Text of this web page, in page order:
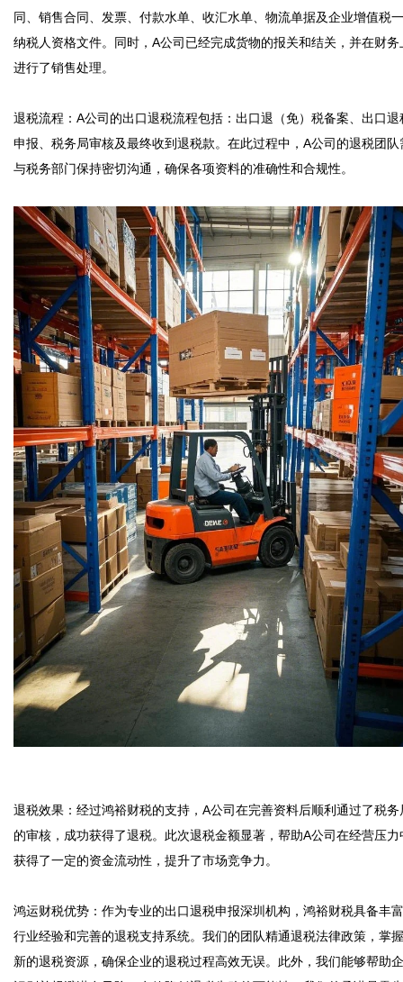
同、销售合同、发票、付款水单、收汇水单、物流单据及企业增值税
纳税人资格文件。同时，A公司已经完成货物的报关和结关，并在财务
进行了销售处理。
退税流程：A公司的出口退税流程包括：出口退（免）税备案、出口退
申报、税务局审核及最终收到退税款。在此过程中，A公司的退税团队
与税务部门保持密切沟通，确保各项资料的准确性和合规性。
退税效果：经过鸿裕财税的支持，A公司在完善资料后顺利通过了税务
的审核，成功获得了退税。此次退税金额显著，帮助A公司在经营压力
获得了一定的资金流动性，提升了市场竞争力。
鸿运财税优势：作为专业的出口退税申报深圳机构，鸿裕财税具备丰
行业经验和完善的退税支持系统。我们的团队精通退税法律政策，掌
新的退税资源，确保企业的退税过程高效无误。此外，我们能够帮助